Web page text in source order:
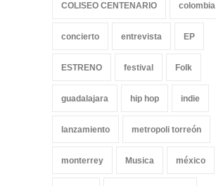
COLISEO CENTENARIO colombia
concierto entrevista EP
ESTRENO festival Folk
guadalajara hip hop indie
lanzamiento metropoli torreón
monterrey Musica méxico